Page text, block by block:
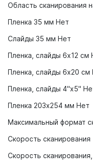
Область сканирования
Пленка 35 мм Нет
Слайды 35 мм Нет
Пленка, слайды 6х12 см
Пленка, слайды 6х20 см
Пленка, слайды 4"х5"
Пленка 203х254 мм Нет
Максимальный формат
Скорость сканирования
Скорость